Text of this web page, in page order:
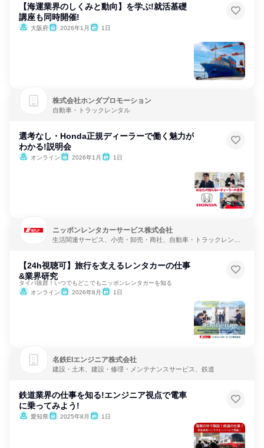
【海運業界のしくみと動向】を学ぶ!就活基礎
講座も同時開催!
大阪府 2026年1月 1日
株式会社ホンダプロモーション
自動車・トラックレンタル
選考なし・Honda正規ディーラーで働く魅力が
わかる!説明会
オンライン 2026年1月 1日
ニッポンレンタカーサービス株式会社
生活関連サービス、小売・卸売・商社、自動車・トラックレンタ
【24h視聴可】旅行を支えるレンタカーの仕事
&業界研究
タイパ抜群！いつでもどこでもニッポンレンタカーを知る
オンライン
2026年8月 1日
名鉄EIエンジニア株式会社
建設・土木、建設・修理・メンテナンスサービス、鉄道
鉄道業界の仕事を知る!エンジニア視点で電車
に乗ってみよう!
愛知県 2025年8月 1日